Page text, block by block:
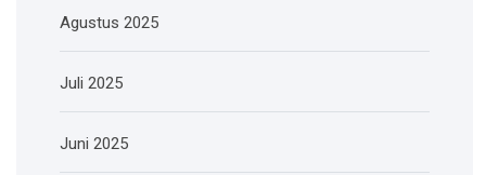
Agustus 2025
Juli 2025
Juni 2025